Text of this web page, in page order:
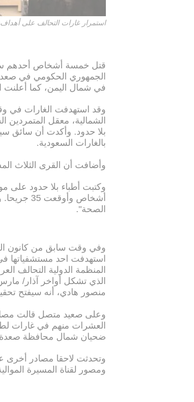
استمرار غارات التحالف على أهداف
قتل خمسة أشخاص أحدهم
في شمال اليمن، كما أعلنت
وقد استهدفت الغارات في
الشمالية، معقل
بلا حدود. وأكدت أن سائق
بالغارات السعودية.
وأضافت أن القرى الثلاث
وكتبت أطباء بلا حدود على
أشخاص
الصحة".
وفي وقت سابق من كانون
استهدفت احد
المنظمة الدولية التحالف
منصور هادي، أنه سيفتح
العشرات منهم في غارات
ضحيان شمال محافظة
ومصور لقناة المسيرة